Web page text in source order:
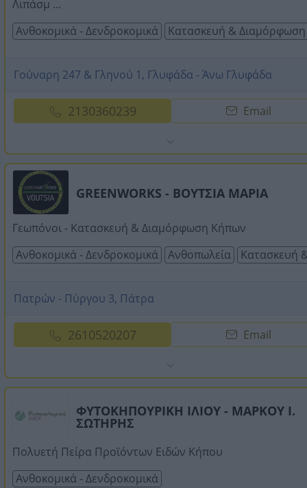
Λιπάσμ ...
Ανθοκομικά - Δενδροκομικά
Κατασκευή &
Γούναρη 247 & Γληνού 1, Γλυφάδα - Άνω Γλυφάδα
2130360239 Email
GREENWORKS - ΒΟΥΤΣΙΑ ΜΑΡΙΑ
Γεωπόνοι - Κατασκευή & Διαμόρφωση Κήπων
Ανθοκομικά - Δενδροκομικά
Ανθοπωλεία Κατασκευή
Πατρών - Πύργου 3, Πάτρα
2610520207 Email
ΦΥΤΟΚΗΠΟΥΡΙΚΗ ΙΛΙΟΥ - ΜΑΡΚΟΥ Ι.
ΣΩΤΗΡΗΣ
Πολυετή Πείρα Προϊόντων Ειδών Κήπου
Ανθοκομικά - Δενδροκομικά